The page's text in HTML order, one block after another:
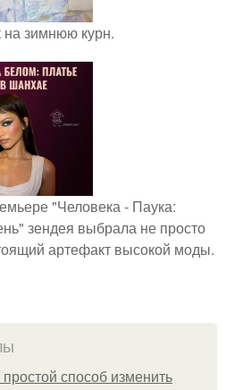
на зимнюю курн.
"Человека - Паука:
зендея выбрала не просто
артефакт высокой моды.
способ изменить